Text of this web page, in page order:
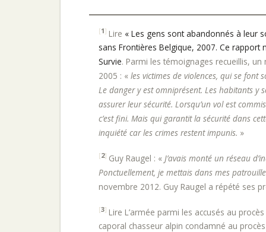
[1] Lire « Les gens sont abandonnés à leur
sans Frontières Belgique, 2007. Ce rapport
Survie. Parmi les témoignages recueillis,
2005 : « les victimes de violences, qui se font
Le danger y est omniprésent. Les habitants
assurer leur sécurité. Lorsqu’un vol est
c’est fini. Mais qui garantit la sécurité dans
inquiété car les crimes restent impunis. »
[2] Guy Raugel : « J’avais monté un réseau
Ponctuellement, je mettais dans mes
novembre 2012. Guy Raugel a répété ses
[3] Lire L’armée parmi les accusés au
caporal chasseur alpin condamné au